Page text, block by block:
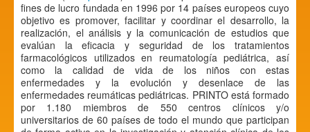
fines de lucro fundada en 1996 por 14 países europeos cuyo
objetivo es promover, facilitar y coordinar el desarrollo, la
realización, el análisis y la comunicación de estudios que
evalúan la eficacia y seguridad de los tratamientos
farmacológicos utilizados en reumatología pediátrica, así
como la calidad de vida de los niños con estas
enfermedades y la evolución y desenlace de las
enfermedades reumáticas pediátricas. PRINTO está formado
por 1.180 miembros de 550 centros clínicos y/o
universitarios de 60 países de todo el mundo que participan